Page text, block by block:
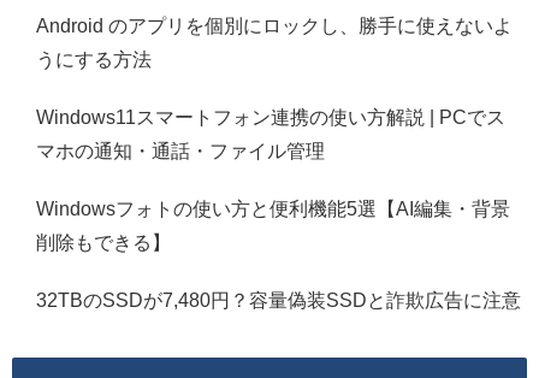
Android のアプリを個別にロックし、勝手に使えないよ
うにする方法
Windows11スマートフォン連携の使い方解説 | PCでス
マホの通知・通話・ファイル管理
Windowsフォトの使い方と便利機能5選【AI編集・背景
削除もできる】
32TBのSSDが7,480円？容量偽装SSDと詐欺広告に注意